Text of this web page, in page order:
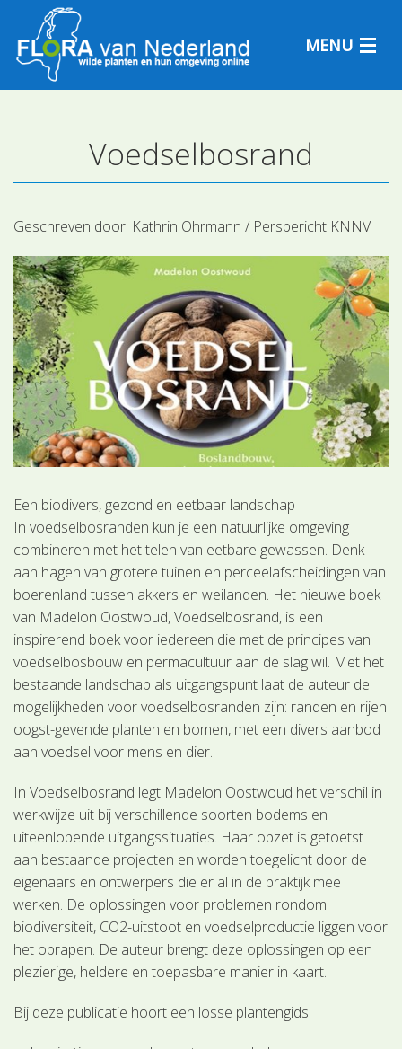
MENU
Plantensoorten
Plantengemeenschappen
Determineren
Voedselbosrand
Geschreven door: Kathrin Ohrmann / Persbericht KNNV
Een biodivers, gezond en eetbaar landschap
In voedselbosranden kun je een natuurlijke omgeving
combineren met het telen van eetbare gewassen. Denk
aan hagen van grotere tuinen en perceelafscheidingen van
boerenland tussen akkers en weilanden. Het nieuwe boek
van Madelon Oostwoud, Voedselbosrand, is een
inspirerend boek voor iedereen die met de principes van
voedselbosbouw en permacultuur aan de slag wil. Met het
bestaande landschap als uitgangspunt laat de auteur de
mogelijkheden voor voedselbosranden zijn: randen en rijen
oogst-gevende planten en bomen, met een divers aanbod
aan voedsel voor mens en dier.
In Voedselbosrand legt Madelon Oostwoud het verschil in
werkwijze uit bij verschillende soorten bodems en
uiteenlopende uitgangssituaties. Haar opzet is getoetst
aan bestaande projecten en worden toegelicht door de
eigenaars en ontwerpers die er al in de praktijk mee
werken. De oplossingen voor problemen rondom
biodiversiteit, CO2-uitstoot en voedselproductie liggen voor
het oprapen. De auteur brengt deze oplossingen op een
plezierige, heldere en toepasbare manier in kaart.
Bij deze publicatie hoort een losse plantengids.